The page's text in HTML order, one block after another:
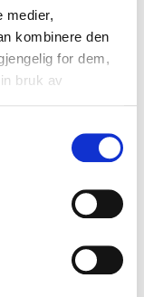
medier,
kombinere den
for dem,
bruk av
til ditt